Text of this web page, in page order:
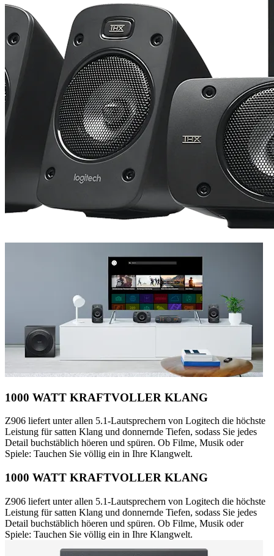
1000 WATT KRAFTVOLLER KLANG
Z906 liefert unter allen 5.1-Lautsprechern von Logitech die höchste
Leistung für satten Klang und donnernde Tiefen, sodass Sie jedes
Detail buchstäblich höeren und spüren. Ob Filme, Musik oder
Spiele: Tauchen Sie völlig ein in Ihre Klangwelt.
1000 WATT KRAFTVOLLER KLANG
Z906 liefert unter allen 5.1-Lautsprechern von Logitech die höchste
Leistung für satten Klang und donnernde Tiefen, sodass Sie jedes
Detail buchstäblich höeren und spüren. Ob Filme, Musik oder
Spiele: Tauchen Sie völlig ein in Ihre Klangwelt.